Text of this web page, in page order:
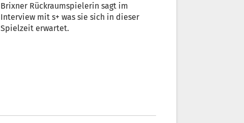
Brixner Rückraumspielerin sagt im
Interview mit s+ was sie sich in dieser
Spielzeit erwartet.